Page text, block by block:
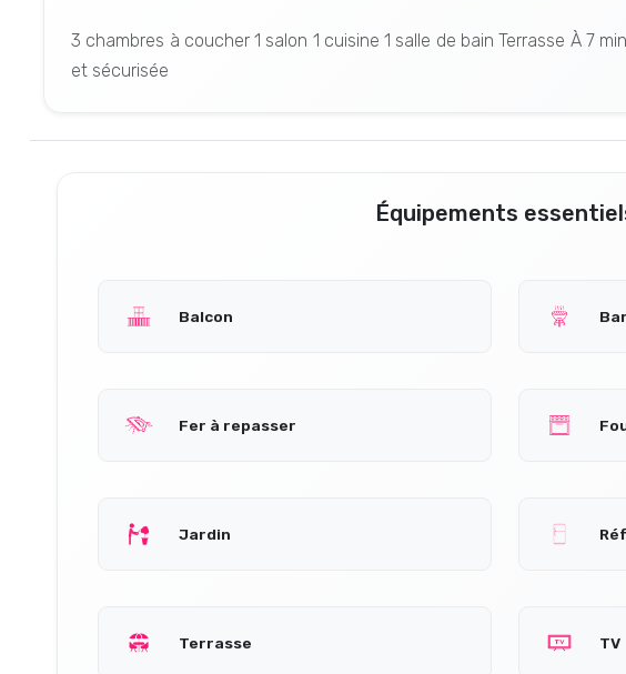
3 chambres à coucher 1 salon 1 cuisine 1 salle de bain Terrasse À 7
et sécurisée
Équipements
Balcon
Fer à repasser
Jardin
Terrasse TV